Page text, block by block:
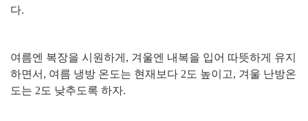
다.
여름엔 복장을 시원하게 , 겨울엔 내복을 입어 따뜻하게 유지
하면서 , 여름 냉방 온도는 현재보다 2 도 높이고, 겨울 난방온
도는 2 도 낮추도록 하자.